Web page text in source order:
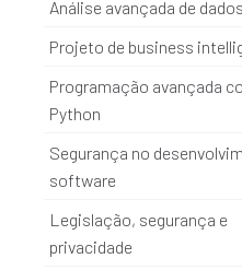
Análise avançada de dados
Projeto de business
Programação avançada
Python
Segurança no
software
Legislação, segurança e
privacidade